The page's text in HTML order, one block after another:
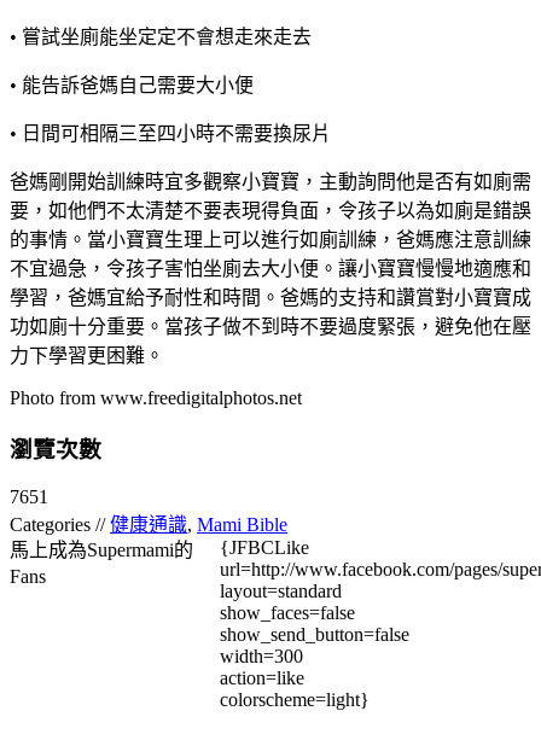
• 嘗試坐廁能坐定定不會想走來走去
• 能告訴爸媽自己需要大小便
• 日間可相隔三至四小時不需要換尿片
爸媽剛開始訓練時宜多觀察小寶寶，主動詢問他是否有如廁需
要，如他們不太清楚不要表現得負面，令孩子以為如廁是錯誤
的事情。當小寶寶生理上可以進行如廁訓練，爸媽應注意訓練
不宜過急，令孩子害怕坐廁去大小便。讓小寶寶慢慢地適應和
學習，爸媽宜給予耐性和時間。爸媽的支持和讚賞對小寶寶成
功如廁十分重要。當孩子做不到時不要過度緊張，避免他在壓
力下學習更困難。
Photo from www.freedigitalphotos.net
瀏覽次數
7651
Categories //健康通識, Mami Bible
馬上成為Supermami的
Fans
{JFBCLike
url=http://www.facebook.com/pages/
layout=standard
show_faces=false
show_send_button=false
width=300
action=like
colorscheme=light}